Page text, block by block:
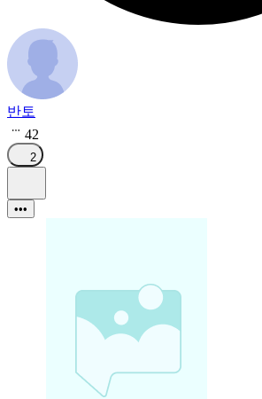
반토
42
2
•••